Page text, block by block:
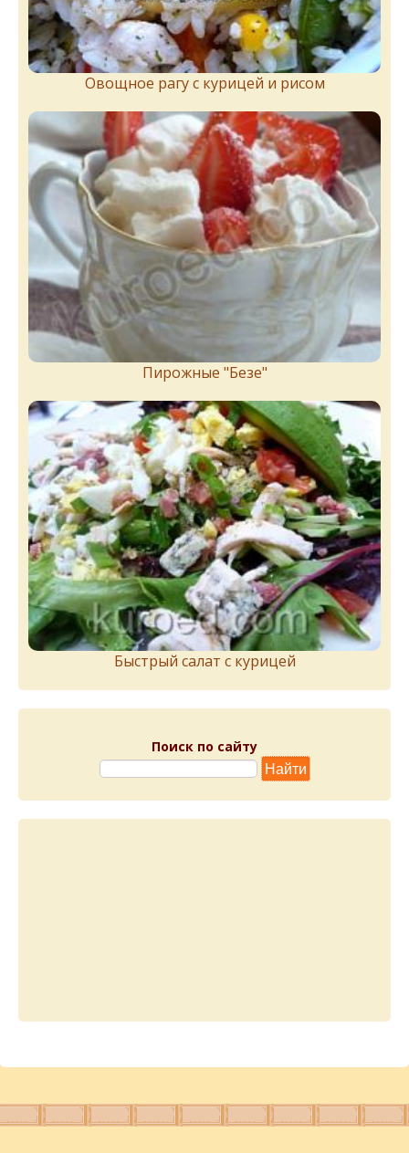
Овощное рагу с курицей и рисом
Пирожныe "Бeзe"
Быстрый салат с курицей
Поиск по сайту